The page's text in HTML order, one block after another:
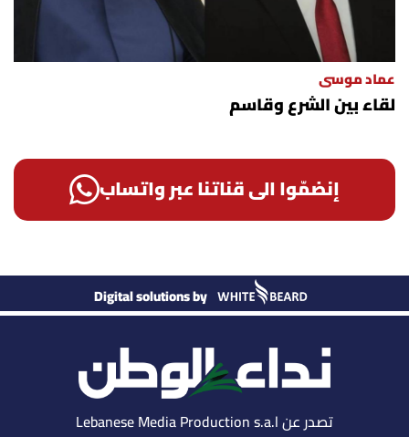
عماد موسى
لقاء بين الشرع وقاسم
إنضمّوا الى قناتنا عبر واتساب
Digital solutions by
تصدر عن Lebanese Media Production s.a.l